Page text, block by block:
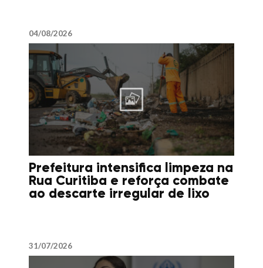
04/08/2026
Prefeitura intensifica limpeza na
Rua Curitiba e reforça combate
ao descarte irregular de lixo
31/07/2026